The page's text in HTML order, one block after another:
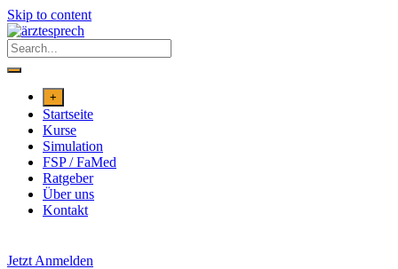
Skip to content
+
Startseite
Kurse
Simulation
FSP / FaMed
Ratgeber
Über uns
Kontakt
Jetzt Anmelden